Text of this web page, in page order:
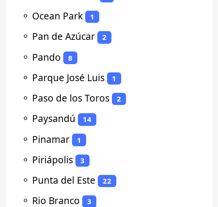
⚬ Ocean Park 1
⚬ Pan de Azúcar 2
⚬ Pando 8
⚬ Parque José Luis 1
⚬ Paso de los Toros 2
⚬ Paysandú 14
⚬ Pinamar 1
⚬ Piriápolis 3
⚬ Punta del Este 22
⚬ Rio Branco 3